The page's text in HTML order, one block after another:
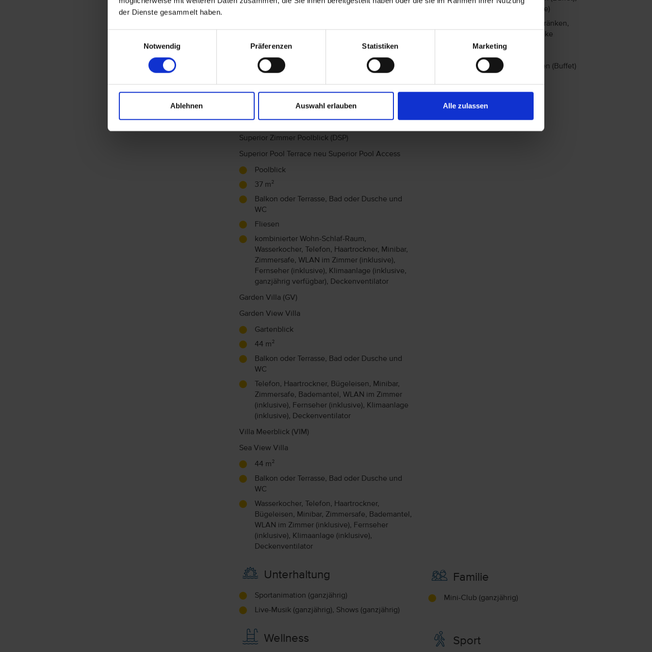
der Dienste gesammelt haben.
Notwendig
Präferenzen Statistiken Marketing
Ablehnen Auswahl erlauben Alle zulassen
WC
Fliesen
Wasserkocher, Telefon, Haartrockner, Minibar,
Fernseher (inklusive), Klimaanlage (inklusive),
Deckenventilator
Superior Zimmer Poolblick (DSP)
Superior Pool Terrace neu Superior Pool Access
Poolblick
37 m²
Balkon oder Terrasse, Bad oder Dusche und
WC
Fliesen
kombinierter Wohn-Schlaf-Raum,
Wasserkocher, Telefon, Haartrockner, Minibar,
Zimmersafe, WLAN im Zimmer (inklusive),
Fernseher (inklusive), Klimaanlage (inklusive,
ganzjährig verfügbar), Deckenventilator
Garden Villa (GV)
Garden View Villa
Gartenblick
44 m²
Balkon oder Terrasse, Bad oder Dusche und
WC
Telefon, Haartrockner, Bügeleisen, Minibar,
Zimmersafe, Bademantel, WLAN im Zimmer
(inklusive), Fernseher (inklusive), Klimaanlage
(inklusive), Deckenventilator
Villa Meerblick (VIM)
Sea View Villa
44 m²
Balkon oder Terrasse, Bad oder Dusche und
WC
Wasserkocher, Telefon, Haartrockner,
Bügeleisen, Minibar, Zimmersafe, Bademantel,
WLAN im Zimmer (inklusive), Fernseher
(inklusive), Klimaanlage (inklusive),
Deckenventilator
Abendessen (Buffet, A la Carte)
Auswahl an alkoholfreien Getränken,
nationale alkoholische Getränke
Frühstück (Buffet), Abendessen (Buffet)
Frühstück
Unterhaltung
Sportanimation (ganzjährig)
Live-Musik (ganzjährig), Shows (ganzjährig)
Familie
Mini-Club (ganzjährig)
Wellness Sport